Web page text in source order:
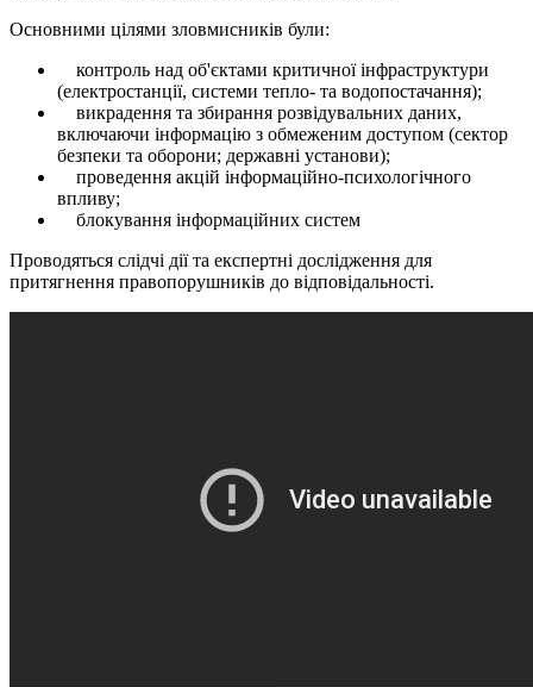
Основними цілями зловмисників були:
контроль над об'єктами критичної інфраструктури
(електростанції, системи тепло- та водопостачання);
викрадення та збирання розвідувальних даних,
включаючи інформацію з обмеженим доступом (сектор
безпеки та оборони; державні установи);
проведення акцій інформаційно-психологічного
впливу;
блокування інформаційних систем
Проводяться слідчі дії та експертні дослідження для
притягнення правопорушників до відповідальності.